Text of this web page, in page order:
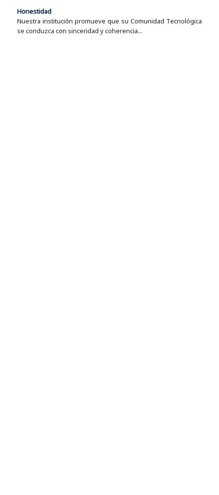
Honestidad
Nuestra institución promueve que su Comunidad Tecnológica
se conduzca con sinceridad y coherencia...